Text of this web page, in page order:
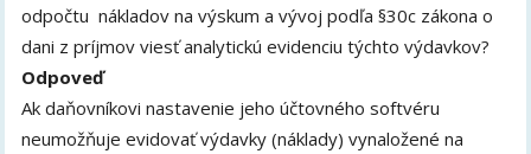
odpočtu nákladov na výskum a vývoj podľa §30c zákona o
dani z príjmov viesť analytickú evidenciu týchto výdavkov?
Odpoveď
Ak daňovníkovi nastavenie jeho účtovného softvéru
neumožňuje evidovať výdavky (náklady) vynaložené na